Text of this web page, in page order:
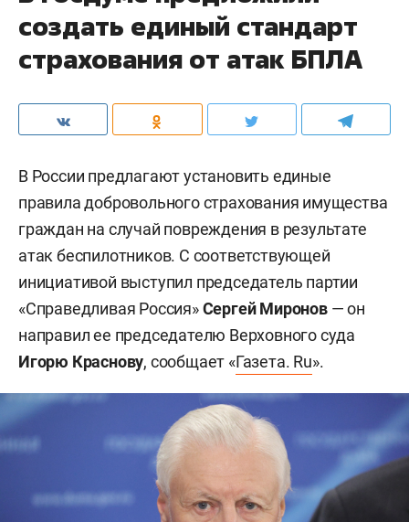
создать единый стандарт
страхования от атак БПЛА
В России предлагают установить единые
правила добровольного страхования имущества
граждан на случай повреждения в результате
атак беспилотников. С соответствующей
инициативой выступил председатель партии
«Справедливая Россия»Сергей Миронов— он
направил ее председателю Верховного суда
Игорю Краснову, сообщает «Газета. Ru».